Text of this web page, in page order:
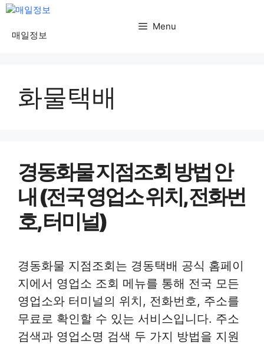
컨
매일정보
Menu
화물택배
경동화물 지점조회 방법 안
내 (전국 영업소 위치, 전화번
호, 터미널)
경동화물 지점조회는 경동택배 공식 홈페이
지에서 영업소 조회 메뉴를 통해 전국 모든
영업소와 터미널의 위치, 전화번호, 주소를
무료로 확인할 수 있는 서비스입니다. 주소
검색과 영업소명 검색 두 가지 방법을 지원